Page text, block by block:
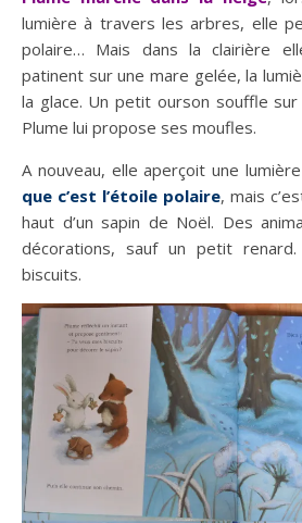
lumière à travers les arbres, elle
polaire… Mais dans la clairière
patinent sur une mare gelée, la
la glace. Un petit ourson souffle
Plume lui propose ses moufles.
A nouveau, elle aperçoit une
que c’est l’étoile polaire, mais
haut d’un sapin de Noël. Des
décorations, sauf un petit
biscuits.